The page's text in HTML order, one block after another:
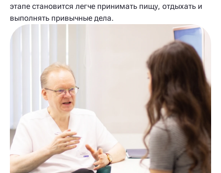
этапе становится легче принимать пищу, отдыхать и
выполнять привычные дела.